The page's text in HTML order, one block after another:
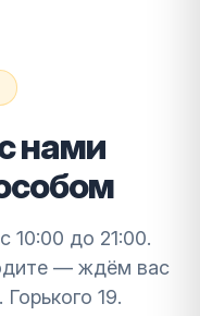
нами
10:00 до 21:00.
— ждём вас
19.